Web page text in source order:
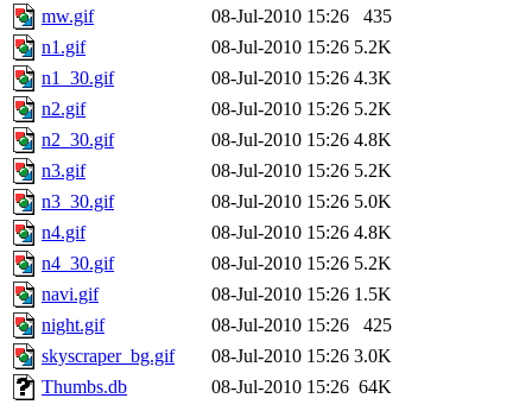
mw.gif
08-Jul-2010 15:26
435
n1.gif
08-Jul-2010 15:26 5.2K
n1_30.gif
08-Jul-2010 15:26 4.3K
n2.gif
08-Jul-2010 15:26 5.2K
n2_30.gif
08-Jul-2010 15:26 4.8K
n3.gif
08-Jul-2010 15:26 5.2K
n3_30.gif
08-Jul-2010 15:26 5.0K
n4.gif
08-Jul-2010 15:26 4.8K
n4_30.gif
08-Jul-2010 15:26 5.2K
navi.gif
08-Jul-2010 15:26 1.5K
night.gif
08-Jul-2010 15:26
425
skyscraper_bg.gif
08-Jul-2010 15:26 3.0K
Thumbs.db
08-Jul-2010 15:26 64K